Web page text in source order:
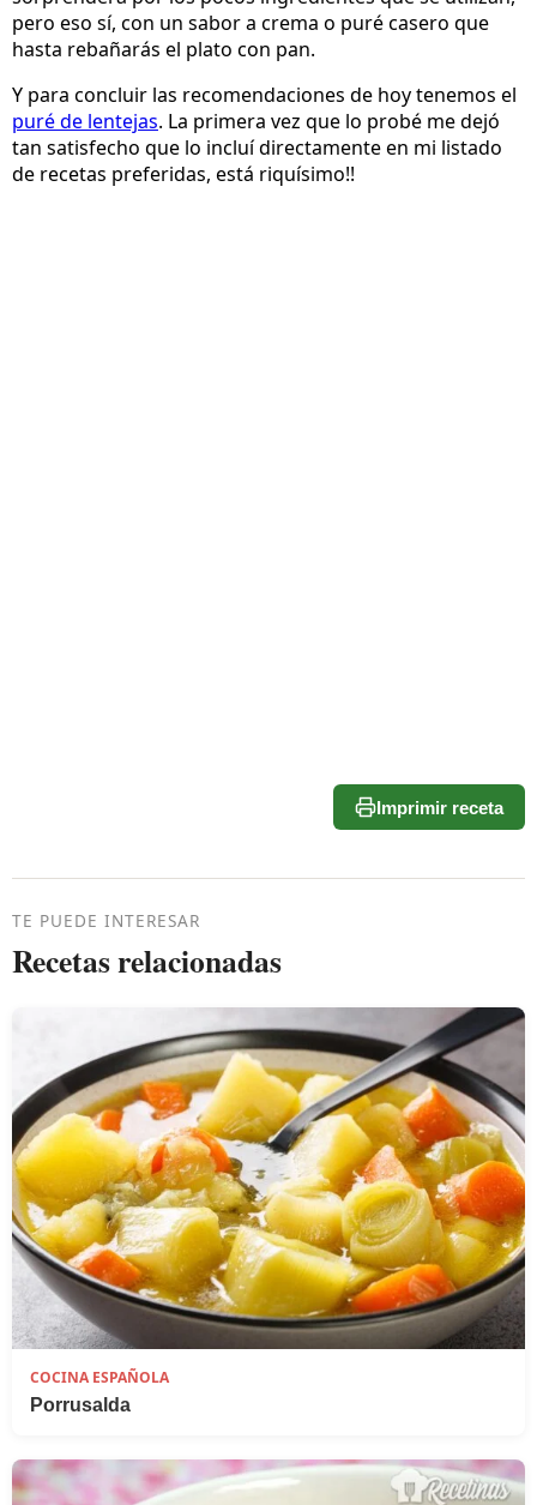
pero eso sí, con un sabor a crema o puré casero que
hasta rebañarás el plato con pan.
Y para concluir las recomendaciones de hoy tenemos el
puré de lentejas. La primera vez que lo probé me dejó
tan satisfecho que lo incluí directamente en mi listado
de recetas preferidas, está riquísimo!!
Imprimir receta
TE PUEDE INTERESAR
Recetas relacionadas
COCINA ESPAÑOLA
Porrusalda